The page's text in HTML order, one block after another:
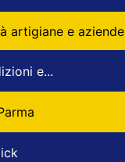
artigiane e aziende
e...